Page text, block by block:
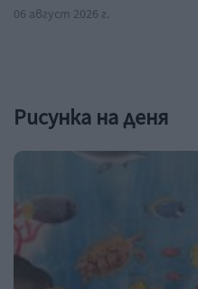
06 август 2026 г.
Рисунка на деня